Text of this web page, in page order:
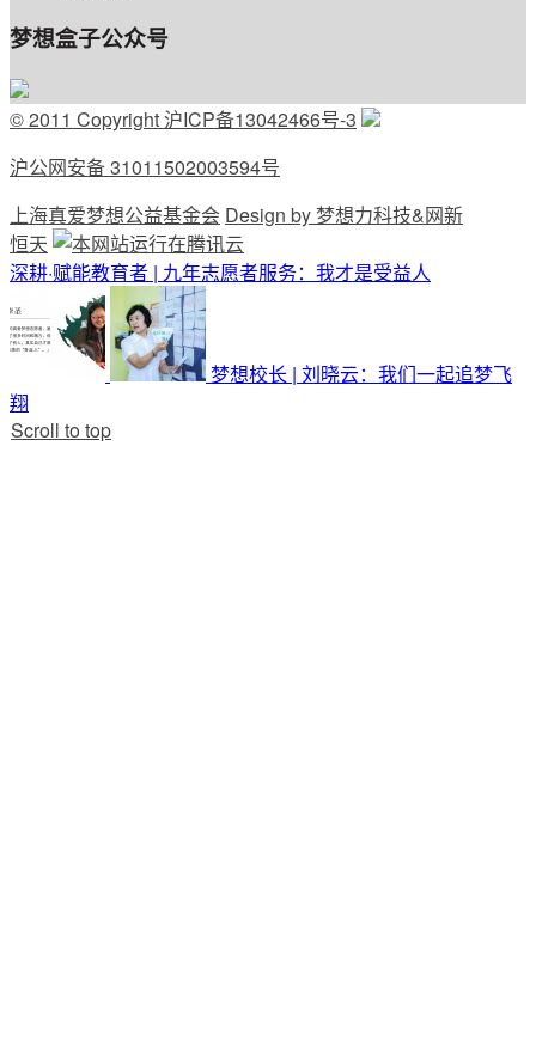
梦想盒子公众号
© 2011 Copyright 沪ICP备13042466号-3
沪公网安备 31011502003594号
上海真爱梦想公益基金会 Design by 梦想力科技&网新
恒天
深耕·赋能教育者 | 九年志愿者服务：我才是受益人
梦想校长 | 刘晓云：我们一起追梦飞
翔
Scroll to top